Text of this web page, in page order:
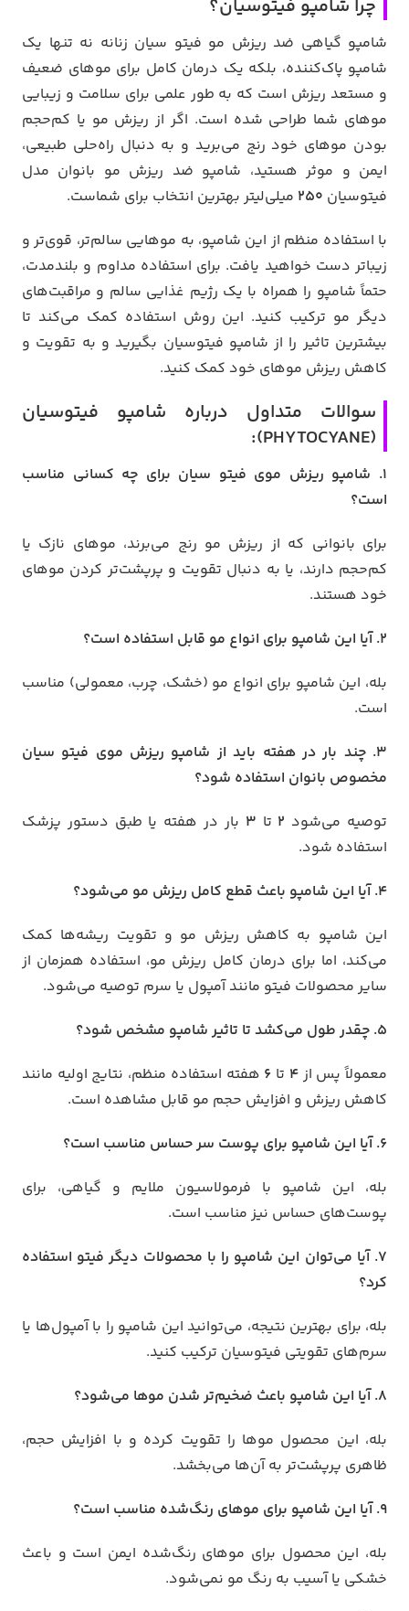
چرا شامپو فیتوسیان؟
شامپو گیاهی ضد ریزش مو فیتو سیان زنانه نه تنها یک
شامپو پاک‌کننده، بلکه یک درمان کامل برای موهای ضعیف
و مستعد ریزش است که به طور علمی برای سلامت و زیبایی
موهای شما طراحی شده است. اگر از ریزش مو یا کم‌حجم
بودن موهای خود رنج می‌برید و به دنبال راه‌حلی طبیعی،
ایمن و موثر هستید، شامپو ضد ریزش مو بانوان مدل
فیتوسیان 250 میلی‌لیتر بهترین انتخاب برای شماست.
با استفاده منظم از این شامپو، به موهایی سالم‌تر، قوی‌تر و
زیباتر دست خواهید یافت. برای استفاده مداوم و بلندمدت،
حتماً شامپو را همراه با یک رژیم غذایی سالم و مراقبت‌های
دیگر مو ترکیب کنید. این روش استفاده کمک می‌کند تا
بیشترین تاثیر را از شامپو فیتوسیان بگیرید و به تقویت و
کاهش ریزش موهای خود کمک کنید.
سوالات متداول درباره شامپو فیتوسیان
(PHYTOCYANE):
1. شامپو ریزش موی فیتو سیان برای چه کسانی مناسب
است؟
برای بانوانی که از ریزش مو رنج می‌برند، موهای نازک یا
کم‌حجم دارند، یا به دنبال تقویت و پرپشت‌تر کردن موهای
خود هستند.
2. آیا این شامپو برای انواع مو قابل استفاده است؟
بله، این شامپو برای انواع مو (خشک، چرب، معمولی) مناسب
است.
3. چند بار در هفته باید از شامپو ریزش موی فیتو سیان
مخصوص بانوان استفاده شود؟
توصیه می‌شود 2 تا 3 بار در هفته یا طبق دستور پزشک
استفاده شود.
4. آیا این شامپو باعث قطع کامل ریزش مو می‌شود؟
این شامپو به کاهش ریزش مو و تقویت ریشه‌ها کمک
می‌کند، اما برای درمان کامل ریزش مو، استفاده همزمان از
سایر محصولات فیتو مانند آمپول یا سرم توصیه می‌شود.
5. چقدر طول می‌کشد تا تاثیر شامپو مشخص شود؟
معمولاً پس از4 تا 6 هفته استفاده منظم، نتایج اولیه مانند
کاهش ریزش و افزایش حجم مو قابل مشاهده است.
6. آیا این شامپو برای پوست سر حساس مناسب است؟
بله، این شامپو با فرمولاسیون ملایم و گیاهی، برای
پوست‌های حساس نیز مناسب است.
7. آیا می‌توان این شامپو را با محصولات دیگر فیتو استفاده
کرد؟
بله، برای بهترین نتیجه، می‌توانید این شامپو را با آمپول‌ها یا
سرم‌های تقویتی فیتوسیان ترکیب کنید.
8. آیا این شامپو باعث ضخیم‌تر شدن موها می‌شود؟
بله، این محصول موها را تقویت کرده و با افزایش حجم،
ظاهری پرپشت‌تر به آن‌ها می‌بخشد.
9. آیا این شامپو برای موهای رنگ‌شده مناسب است؟
بله، این محصول برای موهای رنگ‌شده ایمن است و باعث
خشکی یا آسیب به رنگ مو نمی‌شود.